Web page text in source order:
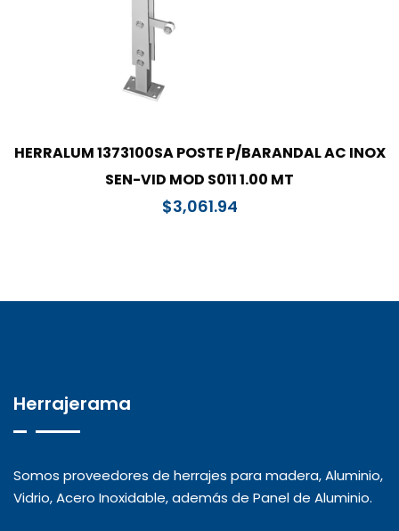
HERRALUM 1373100SA POSTE P/BARANDAL AC INOX
SEN-VID MOD S011 1.00 MT
$3,061.94
Herrajerama
Somos proveedores de herrajes para madera, Aluminio,
Vidrio, Acero Inoxidable, además de Panel de Aluminio.